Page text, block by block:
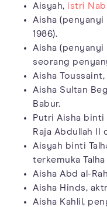
Aisyah, istri
Aisha (penyanyi
1986).
Aisha (penyanyi
seorang
Aisha
Aisha Sultan
Babur.
Putri Aisha binti
Raja Abdullah II
Aisyah binti
terkemuka
Aisha Abd al-
Aisha Hinds,
Aisha Kahlil,